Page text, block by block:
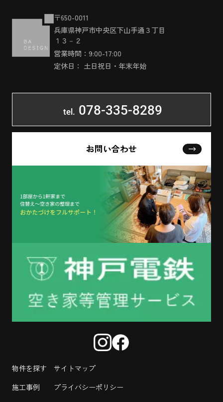
〒650-0011
兵庫県神戸市中央区下山手通３丁目
１３－２
営業時間：9:00-17:00
定休日： 土日祝日・年末年始
tel. 078-335-8289
お問い合わせ
物件を探す
施工事例
サイトマップ
プライバシーポリシー